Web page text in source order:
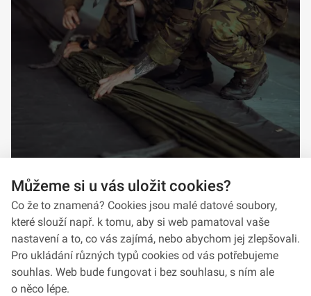
Můžeme si u vás uložit cookies?
Co že to znamená? Cookies jsou malé datové soubory,
které slouží např. k tomu, aby si web pamatoval vaše
nastavení a to, co vás zajímá, nebo abychom jej zlepšovali.
Pro ukládání různých typů cookies od vás potřebujeme
souhlas. Web bude fungovat i bez souhlasu, s ním ale
o něco lépe.